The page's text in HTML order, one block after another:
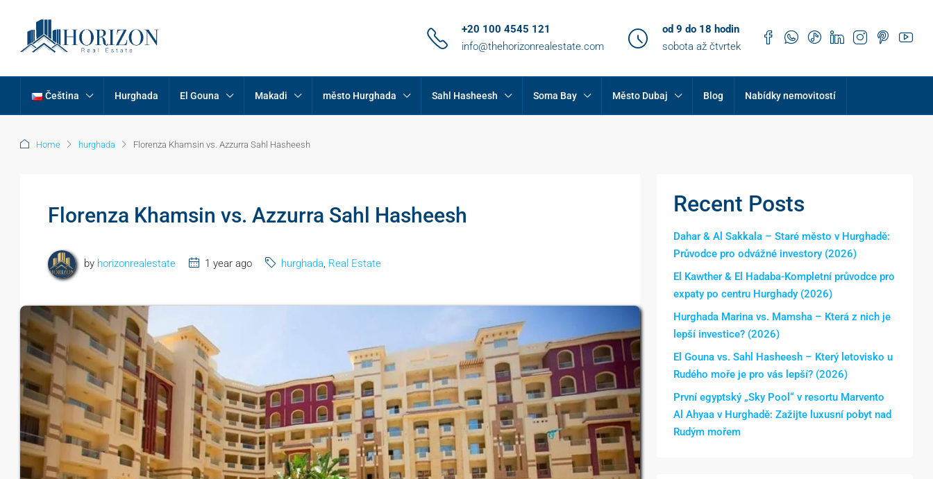
+20 100 4545 121
info@thehorizonrealestate.com
od 9 do 18 hodin
sobota až čtvrtek
Čeština Hurghada El Gouna Makadi město Hurghada Sahl Hasheesh Soma Bay Město Dubaj Blog Nabídky nemovitostí
Home hurghada Florenza Khamsin vs. Azzurra Sahl Hasheesh
Florenza Khamsin vs. Azzurra Sahl Hasheesh
by horizonrealestate 1 year ago hurghada, Real Estate
Recent Posts
Dahar & Al Sakkala – Staré město v Hurghadě:
Průvodce pro odvážné investory (2026)
El Kawther & El Hadaba-Kompletní průvodce pro
expaty po centru Hurghady (2026)
Hurghada Marina vs. Mamsha – Která z nich je
lepší investice? (2026)
El Gouna vs. Sahl Hasheesh – Který letovisko u
Rudého moře je pro vás lepší? (2026)
První egyptský „Sky Pool“ v resortu Marvento
Al Ahyaa v Hurghadě: Zažijte luxusní pobyt nad
Rudým mořem